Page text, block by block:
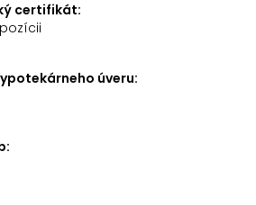
certifikát:
úveru: